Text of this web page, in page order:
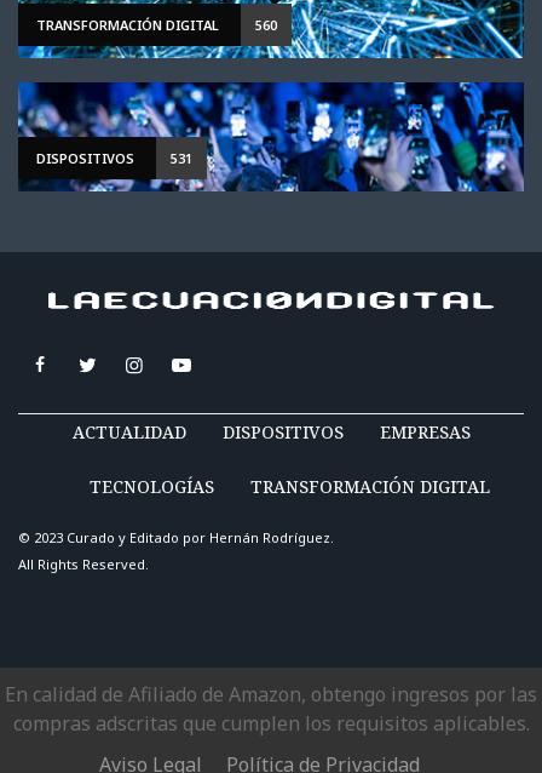
TRANSFORMACIÓN DIGITAL 560
DISPOSITIVOS 531
ACTUALIDAD DISPOSITIVOS EMPRESAS
TECNOLOGÍAS TRANSFORMACIÓN DIGITAL
© 2023 Curado y Editado por Hernán Rodríguez.
All Rights Reserved.
En calidad de Afiliado de Amazon, obtengo ingresos por las
compras adscritas que cumplen los requisitos aplicables.
Aviso Legal
Política de Privacidad